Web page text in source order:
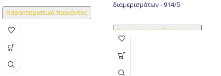
Χαρακτηριστικά προιόντος
διαμερισμάτων - 914/5
Χαρακτηριστικά προιόντος